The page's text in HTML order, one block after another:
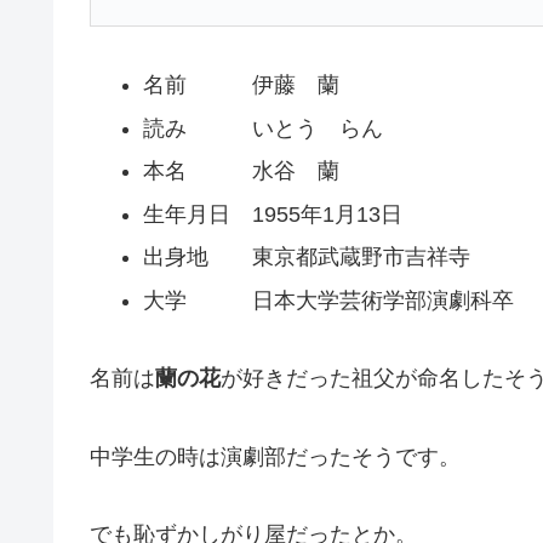
名前 伊藤 蘭
読み いとう らん
本名 水谷 蘭
生年月日 1955年1月13日
出身地 東京都武蔵野市吉祥寺
大学 日本大学芸術学部演劇科卒
名前は蘭の花が好きだった祖父が命名したそ
中学生の時は演劇部だったそうです。
でも恥ずかしがり屋だったとか。